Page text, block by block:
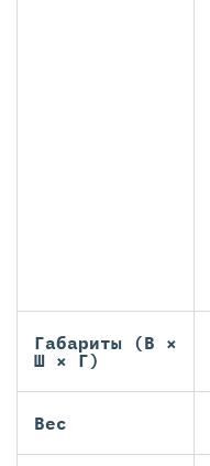
Габариты (В ×
Ш × Г)
Вес